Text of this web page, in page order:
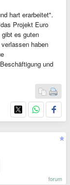
hart erarbeitet".
Projekt Euro
es guten
haben
und
forum